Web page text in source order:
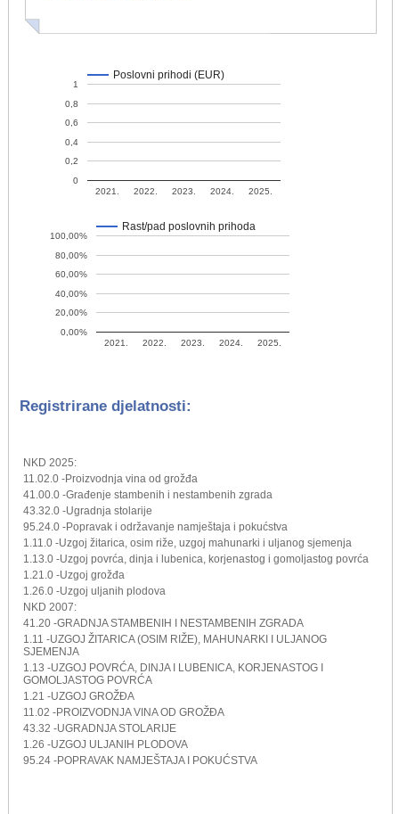
Poslovni prihodi (EUR)
2021. 2022. 2023. 2024. 2025.
0
0,2
0,4
0,6
0,8
1
Rast/pad poslovnih prihoda
2021. 2022. 2023. 2024. 2025.
0,00%
20,00%
40,00%
60,00%
80,00%
100,00%
Registrirane djelatnosti:
NKD 2025:
11.02.0 -Proizvodnja vina od grožđa
41.00.0 -Građenje stambenih i nestambenih zgrada
43.32.0 -Ugradnja stolarije
95.24.0 -Popravak i održavanje namještaja i pokućstva
1.11.0 -Uzgoj žitarica, osim riže, uzgoj mahunarki i uljanog sjemenja
1.13.0 -Uzgoj povrća, dinja i lubenica, korjenastog i gomoljastog povrća
1.21.0 -Uzgoj grožđa
1.26.0 -Uzgoj uljanih plodova
NKD 2007:
41.20 -GRADNJA STAMBENIH I NESTAMBENIH ZGRADA
1.11 -UZGOJ ŽITARICA (OSIM RIŽE), MAHUNARKI I ULJANOG
SJEMENJA
1.13 -UZGOJ POVRĆA, DINJA I LUBENICA, KORJENASTOG I
GOMOLJASTOG POVRĆA
1.21 -UZGOJ GROŽĐA
11.02 -PROIZVODNJA VINA OD GROŽĐA
43.32 -UGRADNJA STOLARIJE
1.26 -UZGOJ ULJANIH PLODOVA
95.24 -POPRAVAK NAMJEŠTAJA I POKUĆSTVA